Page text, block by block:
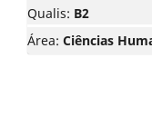
Qualis: B2
Área: Ciências